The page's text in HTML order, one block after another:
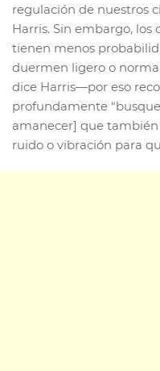
regulación de nuestros
Harris. Sin embargo,
tienen menos
duermen ligero o
dice Harris—por eso
profundamente
amanecer] que
ruido o vibración para